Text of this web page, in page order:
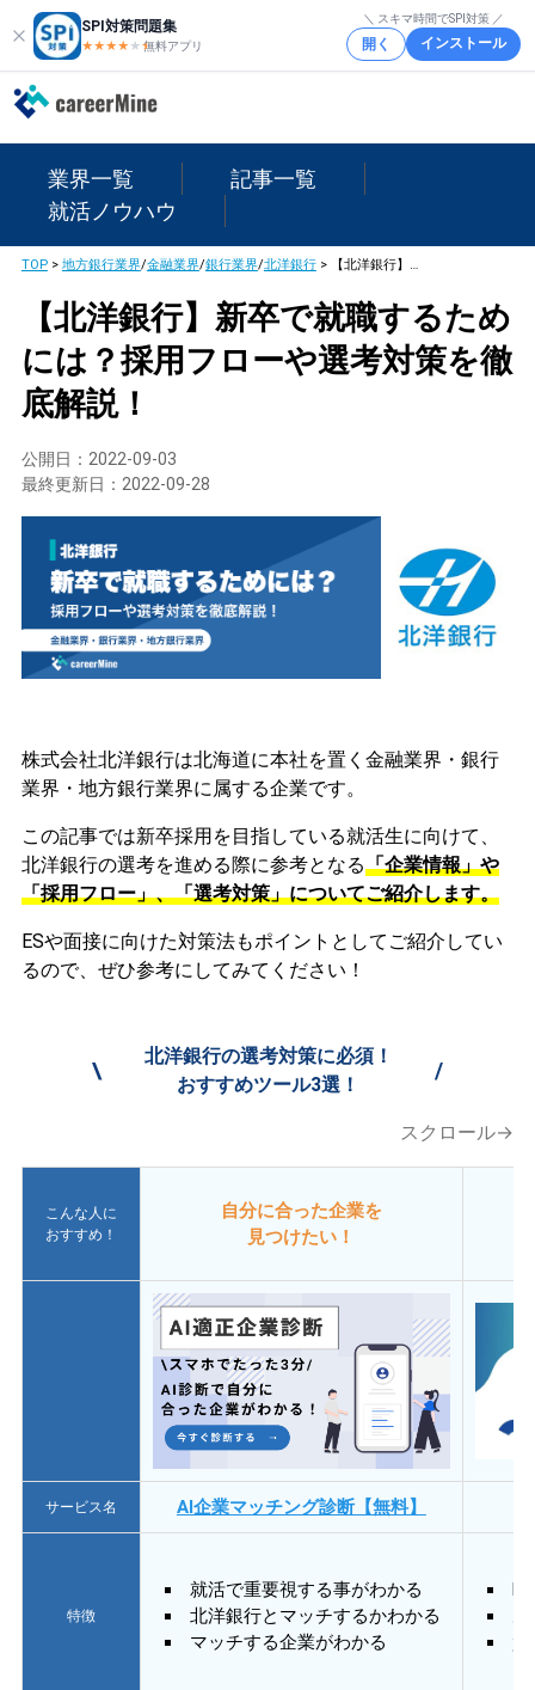
SPI対策問題集
★★★★ ★★
無料アプリ
＼ スキマ時間でSPI対策 ／
開く インストール
業界一覧
記事一覧
就活ノウハウ
TOP> 地方銀行業界/金融業界/銀行業界/北洋銀行> 【北洋銀行】新卒で就職するためには？採用フローや選考対策を徹底解説！
【北洋銀行】新卒で就職するため
には？採用フローや選考対策を徹
底解説！
公開日： 2022-09-03
最終更新日： 2022-09-28
株式会社北洋銀行は北海道に本社を置く金融業界・銀行
業界・地方銀行業界に属する企業です。
この記事では新卒採用を目指している就活生に向けて、
北洋銀行の選考を進める際に参考となる「企業情報」や
「採用フロー」、「選考対策」についてご紹介します。
ESや面接に向けた対策法もポイントとしてご紹介してい
るので、ぜひ参考にしてみてください！
\
北洋銀行の選考対策に必須！
おすすめツール3選！
/
スクロール→
こんな人に
おすすめ！
自分に合った企業を
見つけたい！
サービス名 AI企業マッチング診断【無料】
特徴
就活で重要視する事がわかる
北洋銀行とマッチするかわかる
マッチする企業がわかる
質